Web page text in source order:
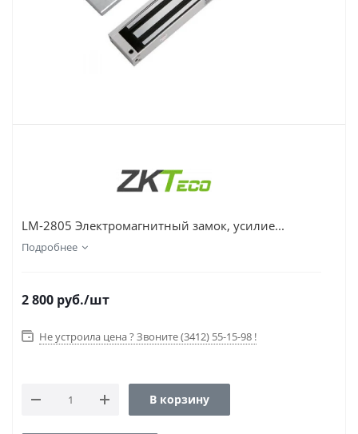
LM-2805 Электромагнитный замок, усилие...
Подробнее
2 800 руб./шт
Не устроила цена ? Звоните (3412) 55-15-98 !
В корзину